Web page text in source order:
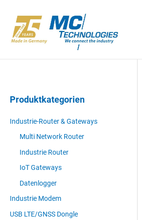
Inhalt
springen
Produktkategorien
Industrie-Router & Gateways
Multi Network Router
Industrie Router
IoT Gateways
Datenlogger
Industrie Modem
USB LTE/GNSS Dongle